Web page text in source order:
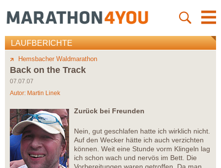
LAUFBERICHTE
Hemsbacher Waldmarathon
Back on the Track
07.07.07
Autor: Martin Linek
Zurück bei Freunden
Nein, gut geschlafen hatte ich wirklich nicht.
Auf den Wecker hätte ich auch verzichten
können. Weit eine Stunde vorm Klingeln lag
ich schon wach und nervös im Bett. Die